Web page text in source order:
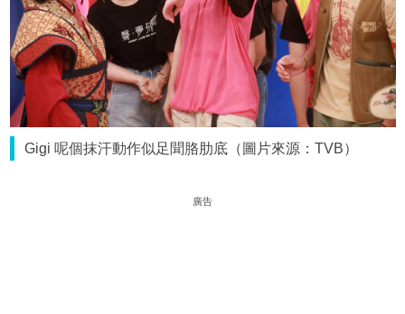
Gigi 呢個抹汗動作似足聞胳肋底（圖片來源：TVB）
廣告